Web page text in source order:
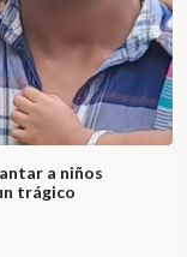
a niños
trágico